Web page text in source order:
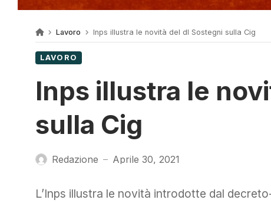
Lavoro Inps illustra le novità del dl Sostegni sulla Cig
LAVORO
Inps illustra le
sulla Cig
Redazione — Aprile 30, 2021
L’Inps illustra le novità introdotte dal